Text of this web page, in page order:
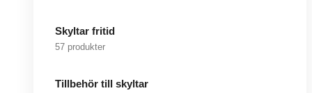
Skyltar fritid
57 produkter
Tillbehör till skyltar